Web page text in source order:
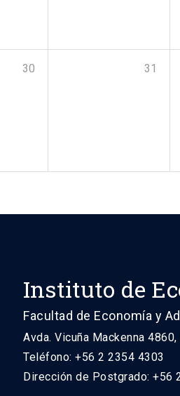
30 31
Instituto de
Facultad de Economía y
Avda. Vicuña Mackenna
Teléfono: +56 2 2354 4303
Dirección de Postgrado: +56